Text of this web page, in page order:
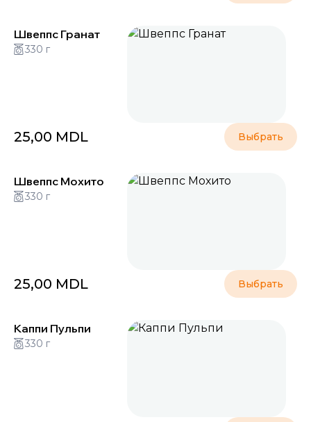
Швеппс Гранат
330 г
25,00 MDL Выбрать
Швеппс Мохито
330 г
25,00 MDL Выбрать
Каппи Пульпи
330 г